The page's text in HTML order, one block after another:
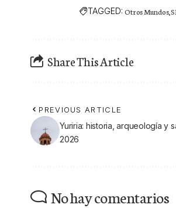
TAGGED: Otros Mundos
Share This Article
PREVIOUS ARTICLE
Yuriria: historia, arqueología y
2026
No hay comentarios